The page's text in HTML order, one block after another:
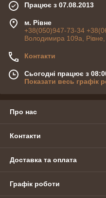
Київ +38(044)232-11-57
Харків+38(057)727-02-71
Дніпро+38(056)736-21-14
Львів+38(032)290-27-83
Працює з 07.08.2013
м. Рівне
+38(050)947-73-34
Володимира 109а, Рівне,
Контакти
Сьогодні працює з
Показати весь графік
Про нас
Контакти
Доставка та оплата
Графік роботи